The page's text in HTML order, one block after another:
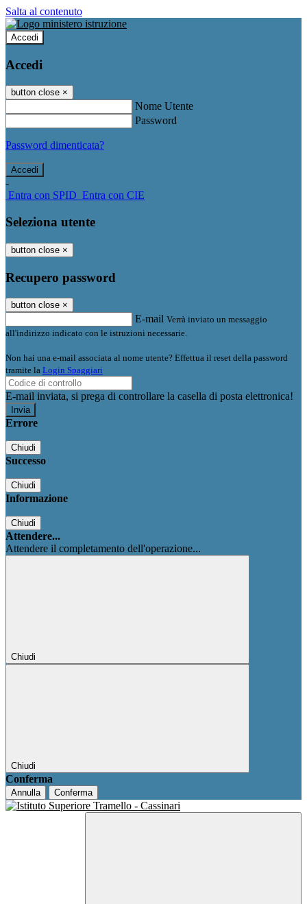
Salta al contenuto
Accedi
Accedi
button close ×
Nome Utente
Password
Password dimenticata?
-
Entra con SPID Entra con CIE
Seleziona utente
button close ×
Recupero password
button close ×
E-mail Verrà inviato un messaggio
all'indirizzo indicato con le istruzioni necessarie.
Non hai una e-mail associata al nome utente? Effettua il reset della password
tramite la Login Spaggiari
E-mail inviata, si prega di controllare la casella di posta elettronica!
Errore
Chiudi
Successo
Chiudi
Informazione
Chiudi
Attendere...
Attendere il completamento dell'operazione...
Chiudi
Chiudi
Conferma
Annulla Conferma